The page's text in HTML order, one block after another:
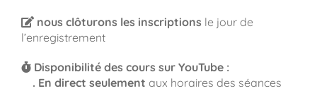
nous clôturons les inscriptions le jour de
l’enregistrement
Disponibilité des cours sur YouTube :
. En direct seulement aux horaires des séances